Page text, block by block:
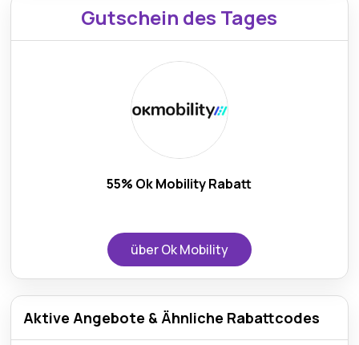
Gutschein des Tages
55% Ok Mobility Rabatt
über Ok Mobility
Aktive Angebote & Ähnliche Rabattcodes